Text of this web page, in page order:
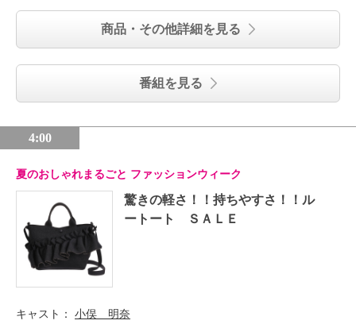
商品・その他詳細を見る
番組を見る
4:00
夏のおしゃれまるごと ファッションウィーク
驚きの軽さ！！持ちやすさ！！ル
ートート ＳＡＬＥ
キャスト： 小俣 明奈